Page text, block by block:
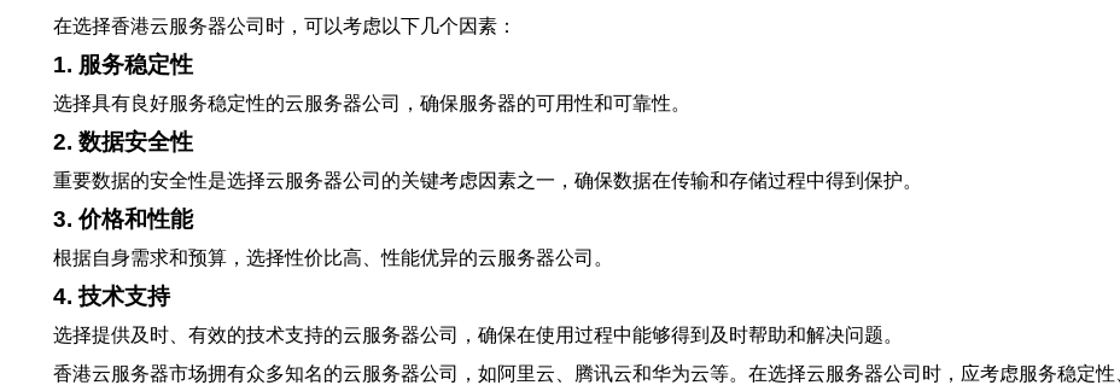
在选择香港云服务器公司时，可以考虑以下几个因素：
1. 服务稳定性
选择具有良好服务稳定性的云服务器公司，确保服务器的可用性和可靠性。
2. 数据安全性
重要数据的安全性是选择云服务器公司的关键考虑因素之一，确保数据在传输和存储过程中得到保护。
3. 价格和性能
根据自身需求和预算，选择性价比高、性能优异的云服务器公司。
4. 技术支持
选择提供及时、有效的技术支持的云服务器公司，确保在使用过程中能够得到及时帮助和解决问题。
香港云服务器市场拥有众多知名的云服务器公司，如阿里云、腾讯云和华为云等。在选择云服务器公司时，应考虑服务稳定